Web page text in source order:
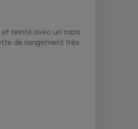
et teinté avec un tapis
de rangement très